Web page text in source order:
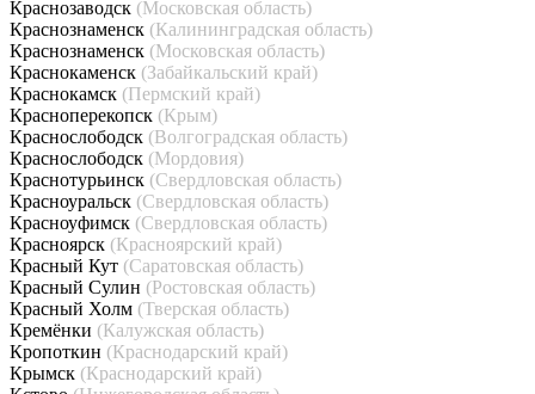
Краснозаводск (Московская область)
Краснознаменск (Калининградская область)
Краснознаменск (Московская область)
Краснокаменск (Забайкальский край)
Краснокамск (Пермский край)
Красноперекопск (Крым)
Краснослободск (Волгоградская область)
Краснослободск (Мордовия)
Краснотурьинск (Свердловская область)
Красноуральск (Свердловская область)
Красноуфимск (Свердловская область)
Красноярск (Красноярский край)
Красный Кут (Саратовская область)
Красный Сулин (Ростовская область)
Красный Холм (Тверская область)
Кремёнки (Калужская область)
Кропоткин (Краснодарский край)
Крымск (Краснодарский край)